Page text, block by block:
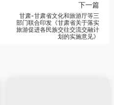
下一篇
甘肃-甘肃省文化和旅游厅等三
部门联合印发《甘肃省关于落实
旅游促进各民族交往交流交融计
划的实施意见》